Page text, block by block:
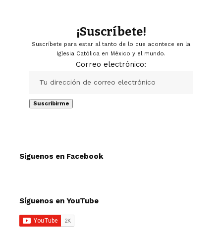
¡Suscríbete!
Suscríbete para estar al tanto de lo que acontece en la
Iglesia Católica en México y el mundo.
Correo electrónico:
Síguenos en Facebook
Síguenos en YouTube